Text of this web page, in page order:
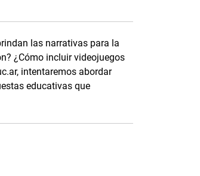
las narrativas para la
¿Cómo incluir videojuegos
intentaremos abordar
educativas que